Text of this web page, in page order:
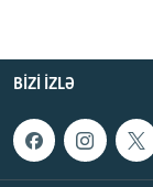
BIZI IZLƏ